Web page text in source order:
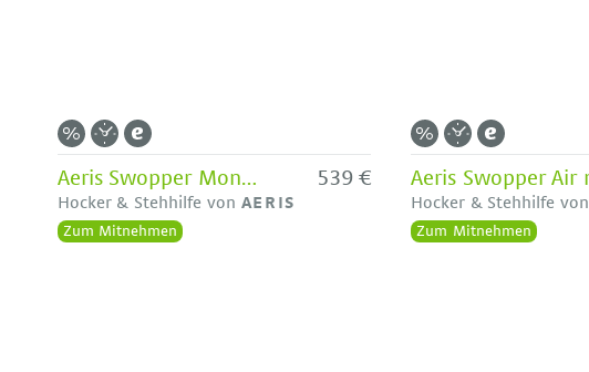
Aeris Swopper Mono Colour in Graublau - Neue Lagerware
Hocker & Stehhilfe von AERIS
539 €
Zum Mitnehmen
Hocker & Stehhilfe von
Zum Mitnehmen